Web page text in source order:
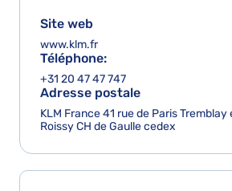
Site web
www.klm.fr
Téléphone:
+31 20 47 47 747
Adresse postale
KLM France 41 rue de Paris
Roissy CH de Gaulle cedex